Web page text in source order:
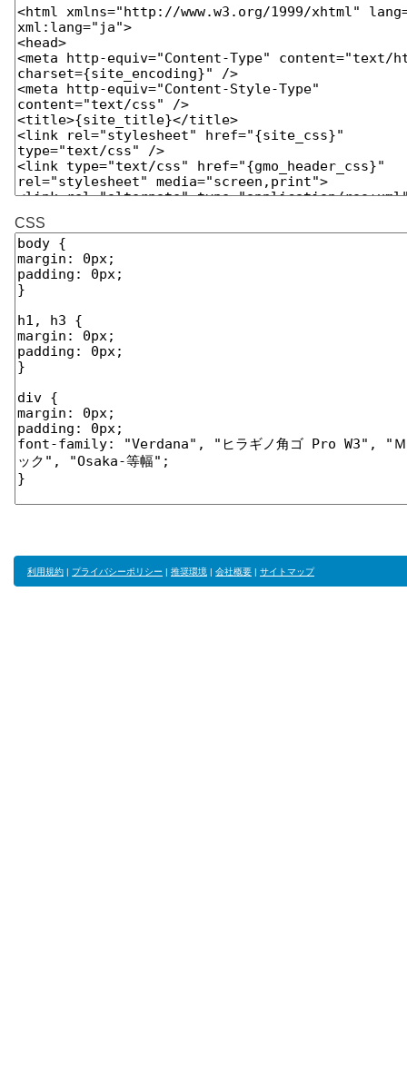
CSS
利用規約 | プライバシーポリシー | 推奨環境 | 会社概要 | サイトマップ